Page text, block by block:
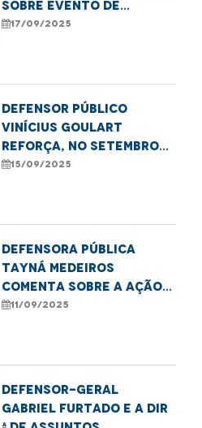
sobre evento de
combate ao
17/09/2025
Defensor Público
Vinícius Goulart
reforça, no Setembro
Verde, a importância da
mercado de trabalho
15/09/2025
Defensora Pública
Tayná Medeiros
comenta sobre a ação
da Carreta MARADEFS
11/09/2025
Defensor-geral
Gabriel Furtado e a Dir